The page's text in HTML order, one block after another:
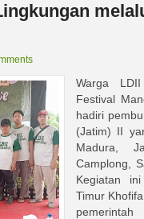
Warga
Festival
hadiri
(Jatim) II
Madura,
Camplong,
Kegiatan
Timur